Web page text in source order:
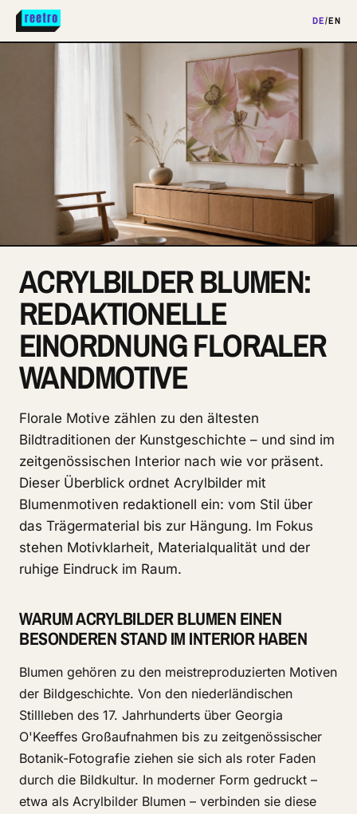
DE/EN
ACRYLBILDER BLUMEN:
REDAKTIONELLE
EINORDNUNG FLORALER
WANDMOTIVE
Florale Motive zählen zu den ältesten
Bildtraditionen der Kunstgeschichte – und sind im
zeitgenössischen Interior nach wie vor präsent.
Dieser Überblick ordnet Acrylbilder mit
Blumenmotiven redaktionell ein: vom Stil über
das Trägermaterial bis zur Hängung. Im Fokus
stehen Motivklarheit, Materialqualität und der
ruhige Eindruck im Raum.
WARUM ACRYLBILDER BLUMEN EINEN
BESONDEREN STAND IM INTERIOR HABEN
Blumen gehören zu den meistreproduzierten Motiven
der Bildgeschichte. Von den niederländischen
Stillleben des 17. Jahrhunderts über Georgia
O'Keeffes Großaufnahmen bis zu zeitgenössischer
Botanik-Fotografie ziehen sie sich als roter Faden
durch die Bildkultur. In moderner Form gedruckt –
etwa als Acrylbilder Blumen – verbinden sie diese